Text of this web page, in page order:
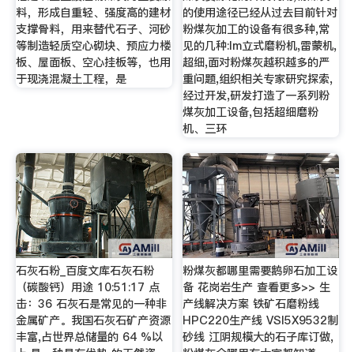
料，形成自重轻、强度高的建材
支撑骨料，用来替代石子、河砂
等制造轻质空心砌块、预应力楼
板、屋面板、空心挂板等，也用
于现浇混凝土工程，是
的使用途径已经从过去目前针对
粉煤灰加工的设备有很多种,常
见的几种:lm立式磨粉机,雷蒙机,
超细,面对粉煤灰越积越多的严
重问题,组织相关专家研究探索,
经过开发,研发打造了一系列粉
煤灰加工设备,包括超细磨粉
机、三环
石灰石粉_百度文库石灰石粉
（碳酸钙）用途 10:51:17 点
击：36 石灰石是常见的一种非
金属矿产。我国石灰石矿产资源
丰富,占世界总储量的 64 %以
粉煤灰都哪里需要鹅卵石加工设
备 花岗岩生产 查看更多>> 生
产线解决方案 铁矿石磨粉线
HPC220生产线 VSI5X9532制
砂线 江阴规模大的石子库订做,